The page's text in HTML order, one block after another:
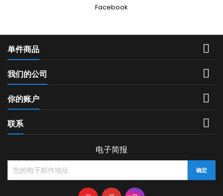
Facebook
单件商品 
我们的公司 
你的账户 
联系 
电子简报